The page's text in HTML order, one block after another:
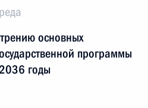
основных
программы
годы